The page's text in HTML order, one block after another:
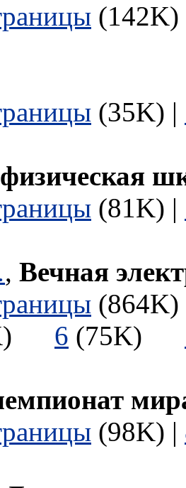
(35K) |
(81K) |
, Вечная
6 (75K)
(98K) |